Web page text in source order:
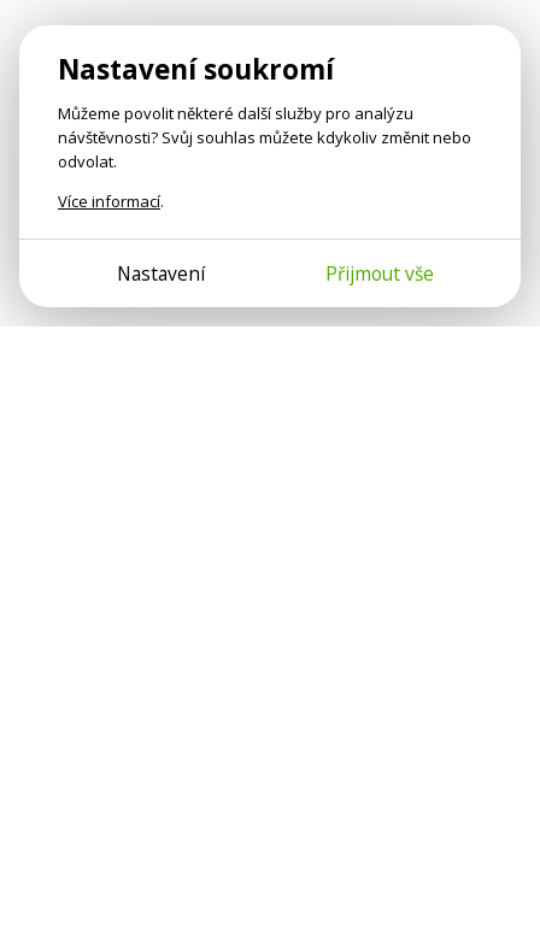
Nastavení soukromí
Můžeme povolit některé další služby pro analýzu
návštěvnosti? Svůj souhlas můžete kdykoliv změnit nebo
odvolat.
Více informací.
Nastavení Přijmout vše